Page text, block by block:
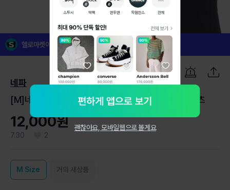
1 / 7
헬로마켓이 꼼꼼하게 검수한 인증 중고 의류예요!
네파
[M]네파 블랙 브라운 배색 벨트 7부 아웃도어 등산 팬츠
12,000원
7.30 2
M Size 거의 새상품
괜찮아요, 모바일웹으로 볼게요